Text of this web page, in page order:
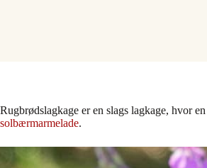
Rugbrødslagkage er en slags lagkage, hvor
solbærmarmelade.